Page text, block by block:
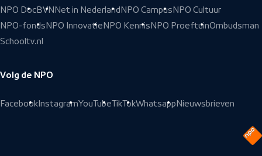
NPO DocBVN Net in Nederland NPO Campus NPO Cultuur
NPO-fonds NPO Innovatie NPO Kennis NPO ProeftuinOmbudsman
Schooltv.nl
Volg de NPO
Facebook InstagramYouTubeTikTokWhatsapp Nieuwsbrieven